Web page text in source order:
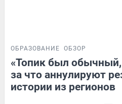
ОБРАЗОВАНИЕ ОБЗОР
«Топик был обычный,
за что аннулируют
истории из регионов